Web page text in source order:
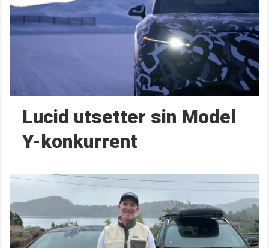
Lucid utsetter sin Model
Y-konkurrent